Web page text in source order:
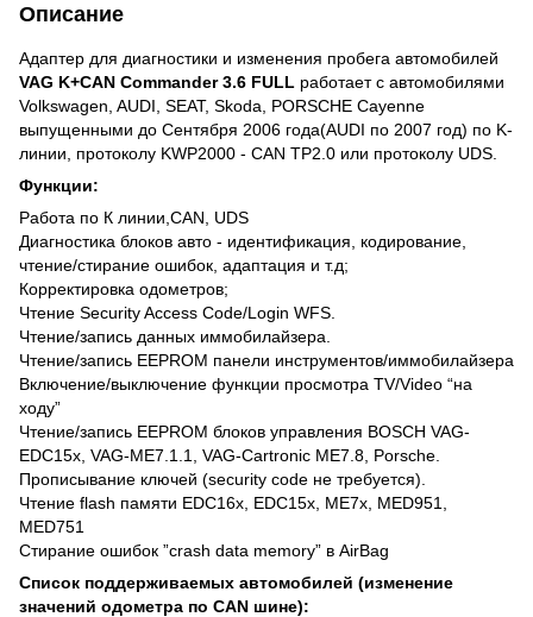
Описание
Адаптер для диагностики и изменения пробега автомобилей
VAG K+CAN Commander 3.6 FULL работает с автомобилями
Volkswagen, AUDI, SEAT, Skoda, PORSCHE Cayenne
выпущенными до Сентября 2006 года(AUDI по 2007 год) по K-
линии, протоколу KWP2000 - CAN TP2.0 или протоколу UDS.
Функции:
Работа по К линии,CAN, UDS
Диагностика блоков авто - идентификация, кодирование,
чтение/стирание ошибок, адаптация и т.д;
Корректировка одометров;
Чтение Security Access Code/Login WFS.
Чтение/запись данных иммобилайзера.
Чтение/запись EEPROM панели инструментов/иммобилайзера
Включение/выключение функции просмотра TV/Video “на
ходу”
Чтение/запись EEPROM блоков управления BOSCH VAG-
EDC15x, VAG-ME7.1.1, VAG-Cartronic ME7.8, Porsche.
Прописывание ключей (security code не требуется).
Чтение flash памяти EDC16x, EDC15x, ME7x, MED951,
MED751
Стирание ошибок ”crash data memory” в AirBag
Список поддерживаемых автомобилей (изменение
значений одометра по CAN шине):